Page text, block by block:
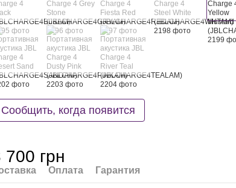
Сообщить, когда появится
700 грн
Оплата Гарантия